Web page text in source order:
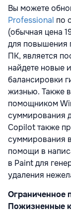
Вы можете
Professional по
(обычная цена
для повышения
ПК, является
найдете новые
балансировки
жизнью. Также
помощником
суммирования
Copilot также
суммирования
помощи в
в Paint для
удаления
Ограниченное
Пожизненные